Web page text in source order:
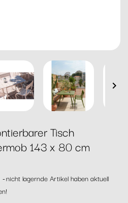

Tisch
143 x 80 cm
nicht lagernde Artikel haben aktuell